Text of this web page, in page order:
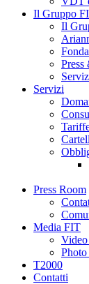
Il Gruppo
Il
Press
Servizi
Press Room
Media FIT
T2000
Contatti